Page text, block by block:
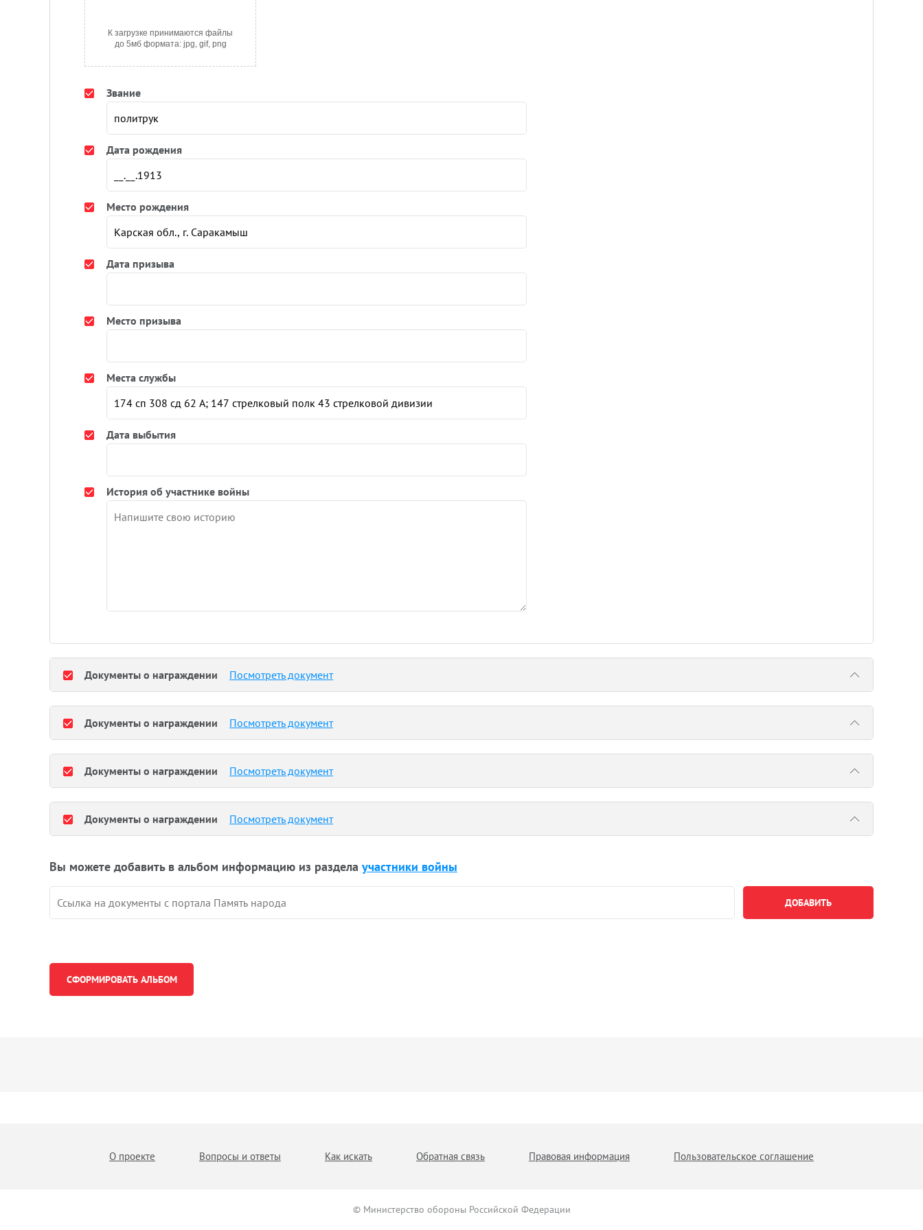
К загрузке принимаются файлы
до 5мб формата: jpg, gif, png
Звание
Дата рождения
Место рождения
Дата призыва
Место призыва
Места службы
Дата выбытия
История об участнике войны
Документы о награждении Посмотреть документ
Документы о награждении Посмотреть документ
Документы о награждении Посмотреть документ
Документы о награждении Посмотреть документ
Вы можете добавить в альбом информацию из раздела участники войны
О проекте Вопросы и ответы Как искать Обратная связь Правовая информация Пользовательское соглашение
© Министерство обороны Российской Федерации